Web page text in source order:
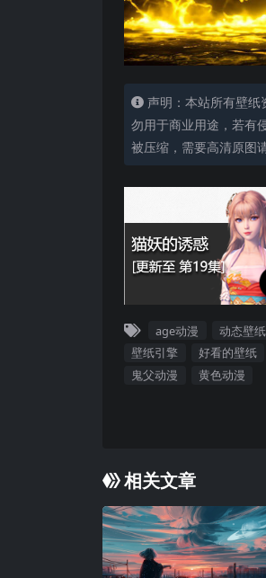
声明：本站所有壁纸
勿用于商业用途，若有
被压缩，需要高清原图
age动漫 动态壁纸
壁纸引擎
好看的壁纸
鬼父动漫
黄色动漫
相关文章